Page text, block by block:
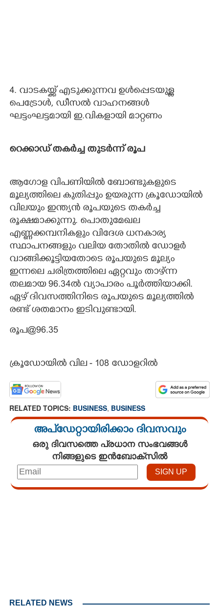
4. വാടകയ്ക്ക് എടുക്കുന്നവ ഉള്‍പ്പെടയുള്ള
പെട്രോള്‍, ഡീസല്‍ വാഹനങ്ങള്‍
ഘട്ടംഘട്ടമായി ഇ.വികളായി മാറ്റണം
റെക്കാഡ് തകര്‍ച്ച തുടര്‍ന്ന് രൂപ
ആഗോള വിപണിയില്‍ ബോണ്ടുകളുടെ
മൂല്യത്തിലെ കുതിപ്പും ഉയരുന്ന ക്രൂഡോയില്‍
വിലയും ഇന്ത്യന്‍ രൂപയുടെ തകര്‍ച്ച
രൂക്ഷമാക്കുന്നു. പൊതുമേഖല
എണ്ണക്കമ്പനികളും വിദേശ ധനകാര്യ
സ്ഥാപനങ്ങളും വലിയ തോതില്‍ ഡോളര്‍
വാങ്ങിക്കൂട്ടിയതോടെ രൂപയുടെ മൂല്യം
ഇന്നലെ ചരിത്രത്തിലെ ഏറ്റവും താഴ്ന്ന
തലമായ 96.34ല്‍ വ്യാപാരം പൂര്‍ത്തിയാക്കി.
ഏഴ് ദിവസത്തിനിടെ രൂപയുടെ മൂല്യത്തില്‍
രണ്ട് ശതമാനം ഇടിവുണ്ടായി.
രൂപ@96.35
ക്രൂഡോയില്‍ വില - 108 ഡോളറില്‍
RELATED TOPICS: BUSINESS, BUSINESS
അപ്ഡേറ്റായിരിക്കാം ദിവസവും
ഒരു ദിവസത്തെ പ്രധാന സംഭവങ്ങൾ
നിങ്ങളുടെ ഇൻബോക്സിൽ
RELATED NEWS